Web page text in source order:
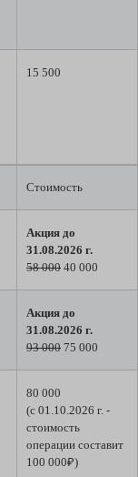
15 500
Стоимость
Акция до
31.08.2026 г.
58 000 40 000
Акция до
31.08.2026 г.
93 000 75 000
80 000
(с 01.10.2026 г. -
стоимость
операции составит
100 000₽)